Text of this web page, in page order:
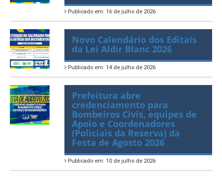
Publicado em: 16 de julho de 2026
Novo Calendário dos Editais
da Lei Aldir Blanc 2026
Publicado em: 14 de julho de 2026
Prefeitura abre
credenciamento para
Bombeiros Civis, equipes de
Apoio e Coordenadores
(Policiais da Reserva) da
Festa de Agosto 2026
Publicado em: 10 de julho de 2026